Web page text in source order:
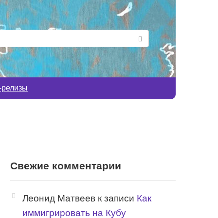
Свежие комментарии
Леонид Матвеев к записи Как
иммигрировать на Кубу